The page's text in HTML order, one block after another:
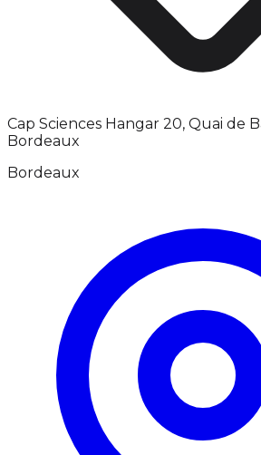
Cap Sciences Hangar 20, Quai de
Bordeaux
Bordeaux